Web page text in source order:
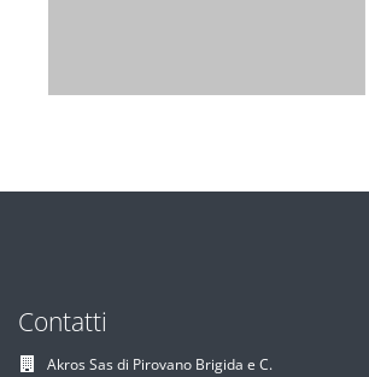
Contatti
Akros Sas di Pirovano Brigida e C.